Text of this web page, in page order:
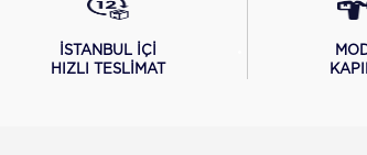
İSTANBUL İÇİ
HIZLI TESLİMAT